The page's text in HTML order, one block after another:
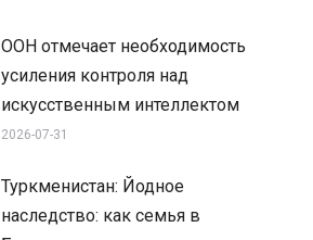
ООН отмечает необходимость
усиления контроля над
искусственным интеллектом
2026-07-31
Туркменистан: Йодное
наследство: как семья в